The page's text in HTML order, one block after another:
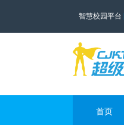
智慧校园平台
首页